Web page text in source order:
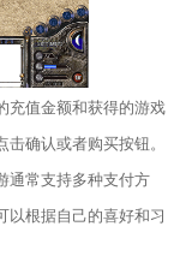
充值金额和获得的游戏
确认或者购买按钮。
通常支持多种支付方
以根据自己的喜好和习